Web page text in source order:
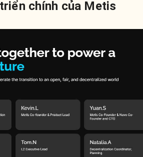
chính của Metis